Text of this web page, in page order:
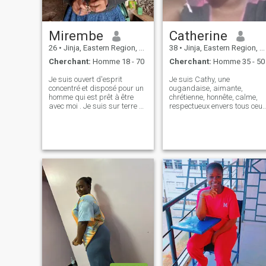
Mirembe
26 • Jinja, Eastern Region, Ouganda
Cherchant: Homme 18 - 70
Je suis ouvert d'esprit
concentré et disposé pour un
homme qui est prêt à être
avec moi . Je suis sur terre et
connecter à un homme de
compréhension qui est prêt à
d'amour avec moi, Avoir une
capacité de me comprendre
plus et disposé à interagir et
à se connecter avec moi..la
loyauté et la compassion est
un ingrédient que j'estime le
plus avoir ainsi une intuition
que je trouverai mon
soulmate et être heureux avec
lui, Partagez des
Catherine
38 • Jinja, Eastern Region, Ouganda
Cherchant: Homme 35 - 50
Je suis Cathy, une
ougandaise, aimante,
chrétienne, honnête, calme,
respectueux envers tous ceux
coz je suis une ambiance
moi-même, j'ai un bon sens
de l'humour Hahaha...Eh
bien son lot je ne peux pas
tout expliquer ici , mais en
plus de tout ce qui m'aime
juste la façon dont vous me
voyez, je ne changerai pas
ma couleur , comportement ,
caractères coz d'un homme .
Je suis juste moi-même et je
serai toujours moi-même si
vous me trouvez utile s'il vous